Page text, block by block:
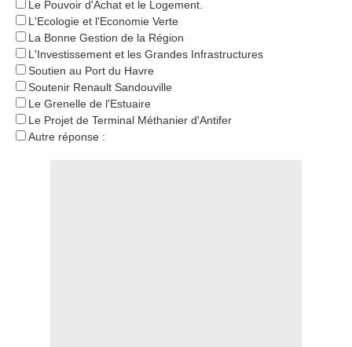
Le Pouvoir d'Achat et le Logement.
L'Ecologie et l'Economie Verte
La Bonne Gestion de la Région
L'Investissement et les Grandes Infrastructures
Soutien au Port du Havre
Soutenir Renault Sandouville
Le Grenelle de l'Estuaire
Le Projet de Terminal Méthanier d'Antifer
Autre réponse :